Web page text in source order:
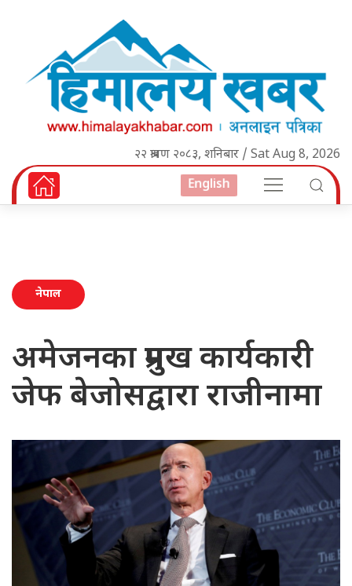
२२ श्रावण २०८३, शनिबार / Sat Aug 8, 2026
English
नेपाल
अमेजनका प्रमुख कार्यकारी
जेफ बेजोसद्वारा राजीनामा